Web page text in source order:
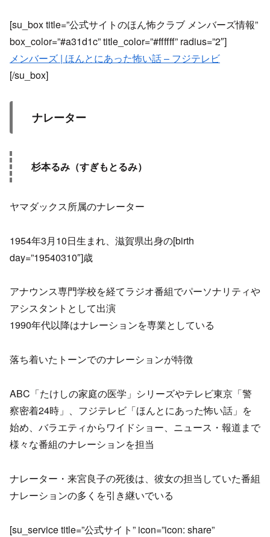
[su_box title=”公式サイトのほん怖クラブ メンバーズ情報”
box_color=”#a31d1c” title_color=”#ffffff” radius=”2″]
メンバーズ | ほんとにあった怖い話 – フジテレビ
[/su_box]
ナレーター
杉本るみ（すぎもとるみ）
ヤマダックス所属のナレーター
1954年3月10日生まれ、滋賀県出身の[birth
day=”19540310″]歳
アナウンス専門学校を経てラジオ番組でパーソナリティや
アシスタントとして出演
1990年代以降はナレーションを専業としている
落ち着いたトーンでのナレーションが特徴
ABC「たけしの家庭の医学」シリーズやテレビ東京「警
察密着24時」、フジテレビ「ほんとにあった怖い話」を
始め、バラエティからワイドショー、ニュース・報道まで
様々な番組のナレーションを担当
ナレーター・来宮良子の死後は、彼女の担当していた番組
ナレーションの多くを引き継いでいる
[su_service title=”公式サイト” icon=”icon: share”